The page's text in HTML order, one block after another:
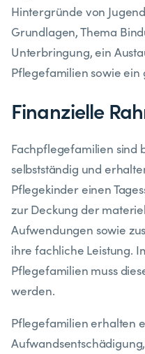
Hintergründe von
Grundlagen, Thema
Unterbringung, ein
Pflegefamilien sowie ein
Finanzielle
Fachpflegefamilien sind
selbstständig und
Pflegekinder einen
zur Deckung der
Aufwendungen sowie
ihre fachliche Leistung.
Pflegefamilien muss
werden.
Pflegefamilien erhalten